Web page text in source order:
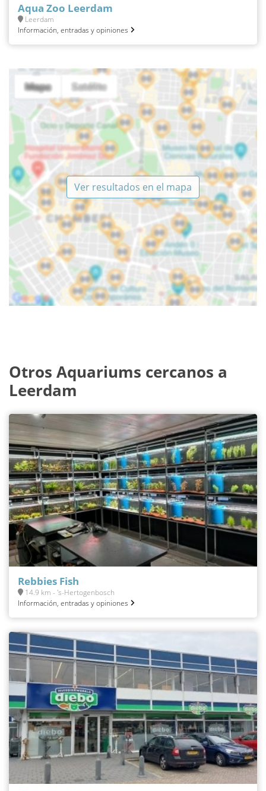
Aqua Zoo Leerdam
Leerdam
Información, entradas y opiniones
Ver resultados en el mapa
Otros Aquariums cercanos a
Leerdam
Rebbies Fish
14.9 km - 's-Hertogenbosch
Información, entradas y opiniones